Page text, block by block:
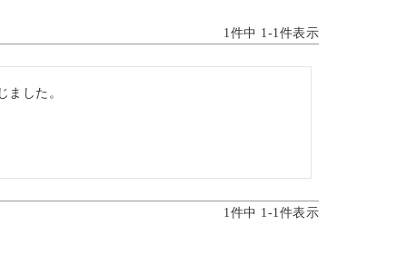
1件中 1-1件表示
した。
1件中 1-1件表示